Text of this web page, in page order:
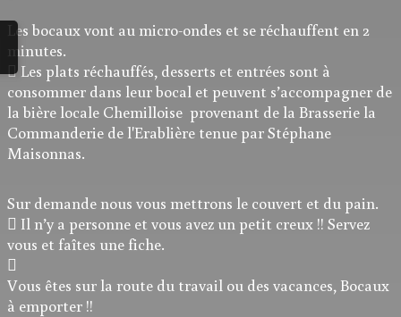
Les bocaux vont au micro-ondes et se réchauffent en 2
minutes.
 Les plats réchauffés, desserts et entrées sont à
consommer dans leur bocal et peuvent s’accompagner de
la bière locale Chemilloise provenant de la Brasserie la
Commanderie de l'Erablière tenue par Stéphane
Maisonnas.
Sur demande nous vous mettrons le couvert et du pain.
 Il n’y a personne et vous avez un petit creux !! Servez
vous et faîtes une fiche.

Vous êtes sur la route du travail ou des vacances, Bocaux
à emporter !!